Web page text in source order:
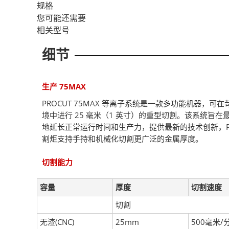
规格
您可能还需要
相关型号
细节
生产 75MAX
PROCUT 75MAX 等离子系统是一款多功能机器，可在
境中进行 25 毫米（1 英寸）的重型切割。该系统旨在
地延长正常运行时间和生产力，提供最新的技术创新，
割炬支持手持和机械化切割更广泛的金属厚度。
切割能力
容量 厚度
切割速度
切割
无渣(CNC)
25mm 500毫米/